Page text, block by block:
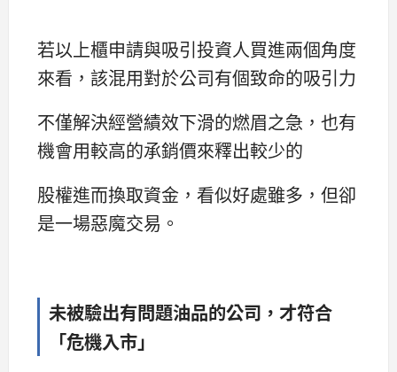
若以上櫃申請與吸引投資人買進兩個角度
來看，該混用對於公司有個致命的吸引力
不僅解決經營績效下滑的燃眉之急，也有
機會用較高的承銷價來釋出較少的
股權進而換取資金，看似好處雖多，但卻
是一場惡魔交易。
未被驗出有問題油品的公司，才符合
「危機入市」